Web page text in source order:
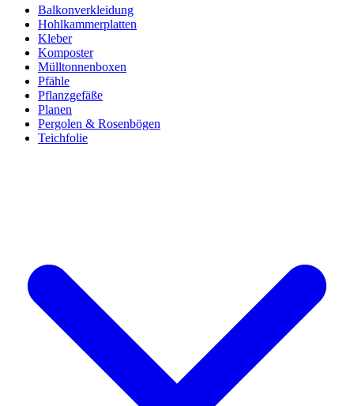
Balkonverkleidung
Hohlkammerplatten
Kleber
Komposter
Mülltonnenboxen
Pfähle
Pflanzgefäße
Planen
Pergolen & Rosenbögen
Teichfolie